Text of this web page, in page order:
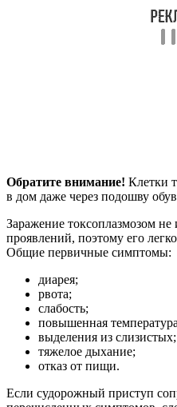
Обратите внимание! Клетки
в дом даже через подошву
Заражение токсоплазмозом
проявлений, поэтому его
Общие первичные симптомы:
диарея;
рвота;
слабость;
повышенная
выделения из слизистых;
тяжелое дыхание;
отказ от пищи.
Если судорожный приступ